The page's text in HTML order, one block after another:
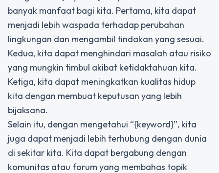
banyak manfaat bagi kita. Pertama, kita dapat
menjadi lebih waspada terhadap perubahan
lingkungan dan mengambil tindakan yang sesuai.
Kedua, kita dapat menghindari masalah atau risiko
yang mungkin timbul akibat ketidaktahuan kita.
Ketiga, kita dapat meningkatkan kualitas hidup
kita dengan membuat keputusan yang lebih
bijaksana.
Selain itu, dengan mengetahui “{keyword}”, kita
juga dapat menjadi lebih terhubung dengan dunia
di sekitar kita. Kita dapat bergabung dengan
komunitas atau forum yang membahas topik